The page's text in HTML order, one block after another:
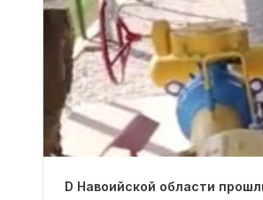
D Навоийской области